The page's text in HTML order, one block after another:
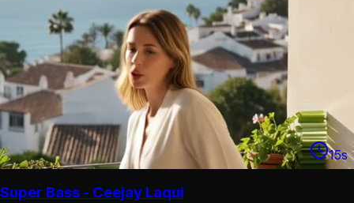
15s
Super Bass - Ceejay Laqui